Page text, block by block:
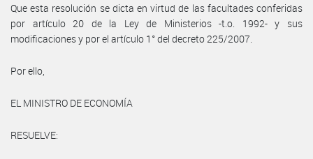
Que esta resolución se dicta en virtud de las facultades conferidas
por artículo 20 de la Ley de Ministerios -t.o. 1992- y sus
modificaciones y por el artículo 1° del decreto 225/2007.
Por ello,
EL MINISTRO DE ECONOMÍA
RESUELVE: